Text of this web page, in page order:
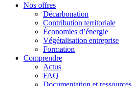
Nos offres
Décarbonation
Contribution territoriale
Économies d’énergie
Végétalisation entreprise
Formation
Comprendre
Actus
FAQ
Documentation et ressources